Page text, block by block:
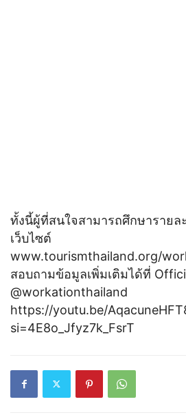
ทั้งนี้ผู้ที่สนใจสามารถศึกษารายล
เว็บไซต์
www.tourismthailand.org/
สอบถามข้อมูลเพิ่มเติมได้ที่
@workationthailand
https://youtu.be/
si=4E8o_Jfyz7k_FsrT